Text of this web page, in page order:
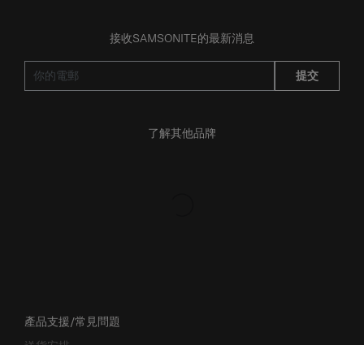
提交
送貨安排